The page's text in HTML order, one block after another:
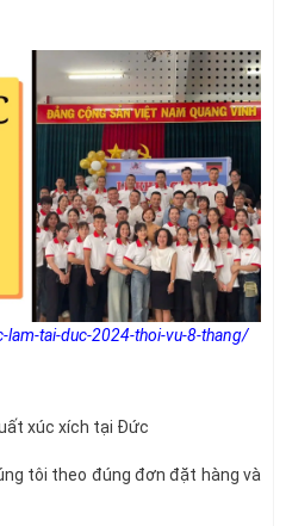
tai-duc-2024-thoi-vu-8-thang/
xúc xích tại Đức
tôi theo đúng đơn đặt hàng và